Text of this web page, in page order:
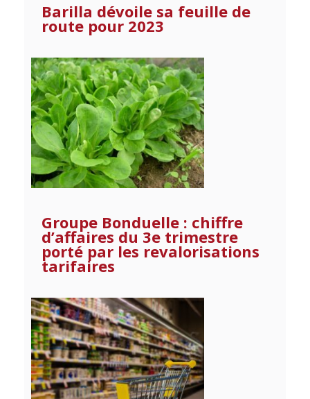
Barilla dévoile sa feuille de
route pour 2023
Groupe Bonduelle : chiffre
d’affaires du 3e trimestre
porté par les revalorisations
tarifaires